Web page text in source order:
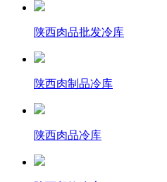
陕西肉品批发冷库
陕西肉制品冷库
陕西肉品冷库